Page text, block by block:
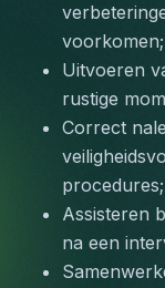
voorkomen;
Uitvoeren
rustige
Correct
procedures;
Assisteren
na een